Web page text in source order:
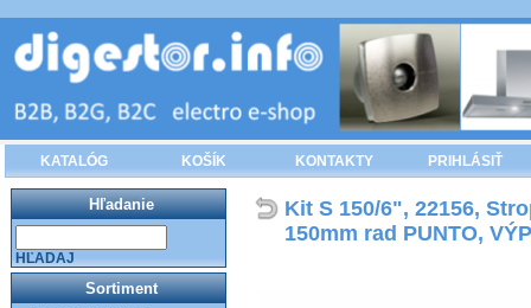
KATALÓG KOŠÍK KONTAKTY PRIHLÁSIŤ
Kit S 150/6", 22156,
150mm rad PUNTO,
Hľadanie
HĽADAJ
Sortiment